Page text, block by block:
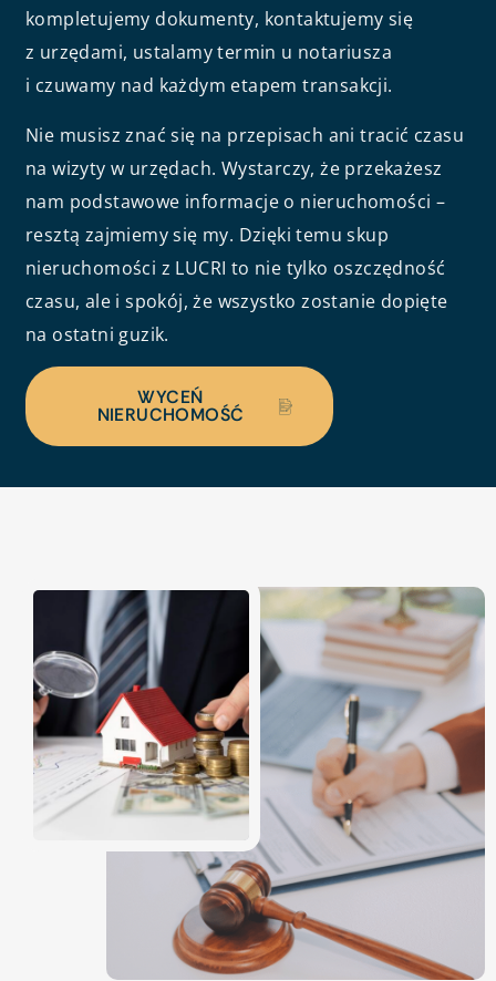
kompletujemy dokumenty, kontaktujemy się
z urzędami, ustalamy termin u notariusza
i czuwamy nad każdym etapem transakcji.
Nie musisz znać się na przepisach ani tracić czasu
na wizyty w urzędach. Wystarczy, że przekażesz
nam podstawowe informacje o nieruchomości –
resztą zajmiemy się my. Dzięki temu skup
nieruchomości z LUCRI to nie tylko oszczędność
czasu, ale i spokój, że wszystko zostanie dopięte
na ostatni guzik.
WYCEŃ
NIERUCHOMOŚĆ